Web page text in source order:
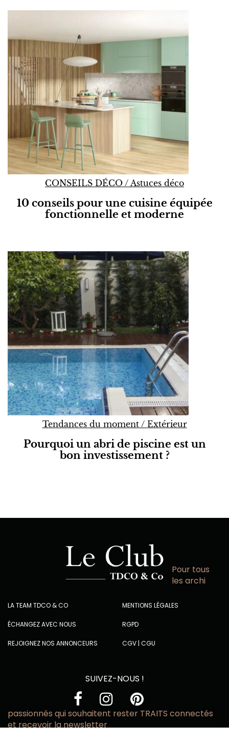
CONSEILS DÉCO / Astuces déco
10 conseils pour une cuisine équipée
fonctionnelle et moderne
Tendances du moment/ Extérieur
Pourquoi un abri de piscine est un
bon investissement ?
LA TEAM TDCO & CO
ÉCHANGEZ AVEC NOUS
REJOIGNEZ NOS ANNONCEURS
MENTIONS LÉGALES
RGPD
CGV | CGU
SUIVEZ-NOUS !
Pour tous
les archi
passionnés qui souhaitent rester TRAITS connectés
et recevoir la newsletter